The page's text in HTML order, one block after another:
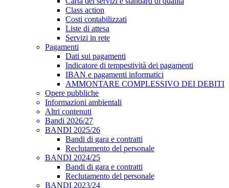
Class action
Costi contabilizzati
Liste di attesa
Servizi in rete
Pagamenti
Dati sui pagamenti
Indicatore di tempestività dei pagamenti
IBAN e pagamenti informatici
AMMONTARE COMPLESSIVO DEI DEBITI
Opere pubbliche
Informazioni ambientali
Altri contenuti
Bandi 2026/27
BANDI 2025/26
Bandi di gara e contratti
Reclutamento del personale
BANDI 2024/25
Bandi di gara e contratti
Reclutamento del personale
BANDI 2023/24